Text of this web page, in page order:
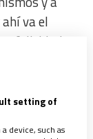
va el
y felicidad.
amar y
amores
elásticos,
setting of
device, such as